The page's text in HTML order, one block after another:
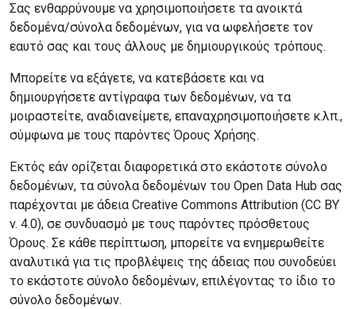
Σας ενθαρρύνουμε να χρησιμοποιήσετε τα ανοικτά
δεδομένα/σύνολα δεδομένων, για να ωφελήσετε τον
εαυτό σας και τους άλλους με δημιουργικούς τρόπους.
Μπορείτε να εξάγετε, να κατεβάσετε και να
δημιουργήσετε αντίγραφα των δεδομένων, να τα
μοιραστείτε, αναδιανείμετε, επαναχρησιμοποιήσετε κ.λπ.,
σύμφωνα με τους παρόντες Όρους Χρήσης.
Εκτός εάν ορίζεται διαφορετικά στο εκάστοτε σύνολο
δεδομένων, τα σύνολα δεδομένων του Open Data Hub σας
παρέχονται με άδεια Creative Commons Attribution (CC BY
v. 4.0), σε συνδυασμό με τους παρόντες πρόσθετους
Όρους. Σε κάθε περίπτωση, μπορείτε να ενημερωθείτε
αναλυτικά για τις προβλέψεις της άδειας που συνοδεύει
το εκάστοτε σύνολο δεδομένων, επιλέγοντας το ίδιο το
σύνολο δεδομένων.